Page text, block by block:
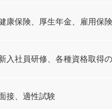
康保険、厚生年金、雇用保
入社員研修、各種資格取得
接、適性試験